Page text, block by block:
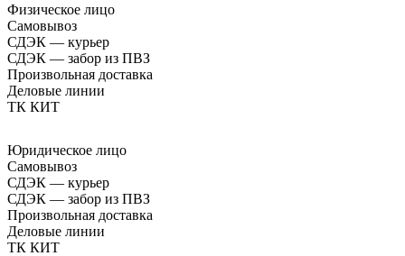
Физическое лицо
Самовывоз
СДЭК — курьер
СДЭК — забор из ПВЗ
Произвольная доставка
Деловые линии
ТК КИТ
Юридическое лицо
Самовывоз
СДЭК — курьер
СДЭК — забор из ПВЗ
Произвольная доставка
Деловые линии
ТК КИТ